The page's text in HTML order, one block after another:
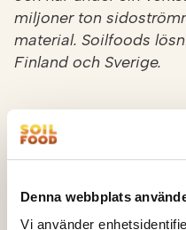
Denna webbplats
Vi använder
miljoner ton
material. Soilfoods
Finland och Sverige.
Dela